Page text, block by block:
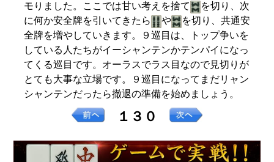
モりました。ここでは甘い考えを捨て
を切り、次
に何か安全牌を引いてきたら
や
を切り、共通安
全牌を増やしていきます。９巡目は、トップ争いを
している人たちがイーシャンテンかテンパイになっ
てくる巡目です。オーラスでラス目なので見切りが
とても大事な立場です。９巡目になってまだリャン
シャンテンだったら撤退の準備を始めましょう。
１３０